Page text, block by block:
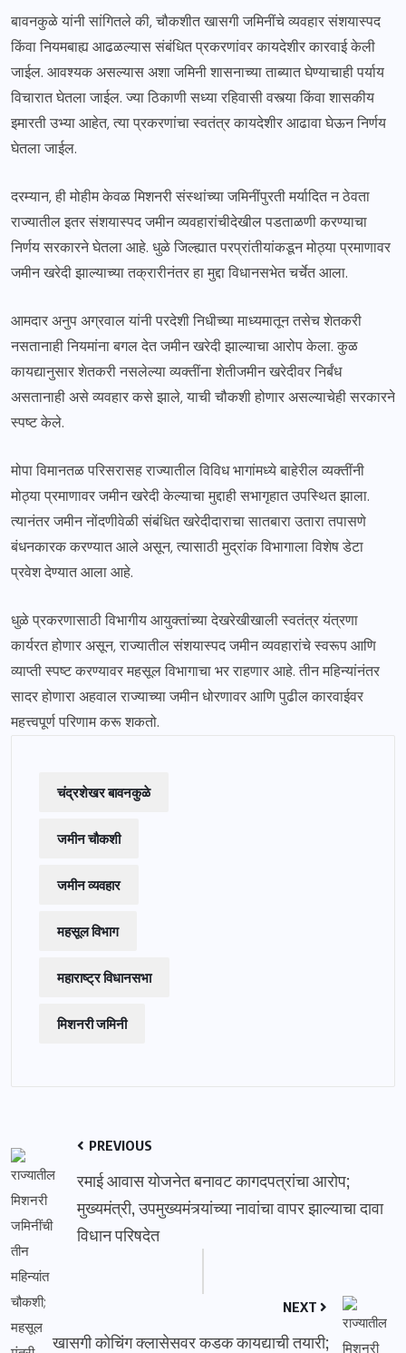
बावनकुळे यांनी सांगितले की, चौकशीत खासगी जमिनींचे व्यवहार संशयास्पद
किंवा नियमबाह्य आढळल्यास संबंधित प्रकरणांवर कायदेशीर कारवाई केली
जाईल. आवश्यक असल्यास अशा जमिनी शासनाच्या ताब्यात घेण्याचाही पर्याय
विचारात घेतला जाईल. ज्या ठिकाणी सध्या रहिवासी वस्त्या किंवा शासकीय
इमारती उभ्या आहेत, त्या प्रकरणांचा स्वतंत्र कायदेशीर आढावा घेऊन निर्णय
घेतला जाईल.
दरम्यान, ही मोहीम केवळ मिशनरी संस्थांच्या जमिनींपुरती मर्यादित न ठेवता
राज्यातील इतर संशयास्पद जमीन व्यवहारांचीदेखील पडताळणी करण्याचा
निर्णय सरकारने घेतला आहे. धुळे जिल्ह्यात परप्रांतीयांकडून मोठ्या प्रमाणावर
जमीन खरेदी झाल्याच्या तक्रारीनंतर हा मुद्दा विधानसभेत चर्चेत आला.
आमदार अनुप अग्रवाल यांनी परदेशी निधीच्या माध्यमातून तसेच शेतकरी
नसतानाही नियमांना बगल देत जमीन खरेदी झाल्याचा आरोप केला. कुळ
कायद्यानुसार शेतकरी नसलेल्या व्यक्तींना शेतीजमीन खरेदीवर निर्बंध
असतानाही असे व्यवहार कसे झाले, याची चौकशी होणार असल्याचेही सरकारने
स्पष्ट केले.
मोपा विमानतळ परिसरासह राज्यातील विविध भागांमध्ये बाहेरील व्यक्तींनी
मोठ्या प्रमाणावर जमीन खरेदी केल्याचा मुद्दाही सभागृहात उपस्थित झाला.
त्यानंतर जमीन नोंदणीवेळी संबंधित खरेदीदाराचा सातबारा उतारा तपासणे
बंधनकारक करण्यात आले असून, त्यासाठी मुद्रांक विभागाला विशेष डेटा
प्रवेश देण्यात आला आहे.
धुळे प्रकरणासाठी विभागीय आयुक्तांच्या देखरेखीखाली स्वतंत्र यंत्रणा
कार्यरत होणार असून, राज्यातील संशयास्पद जमीन व्यवहारांचे स्वरूप आणि
व्याप्ती स्पष्ट करण्यावर महसूल विभागाचा भर राहणार आहे. तीन महिन्यांनंतर
सादर होणारा अहवाल राज्याच्या जमीन धोरणावर आणि पुढील कारवाईवर
महत्त्वपूर्ण परिणाम करू शकतो.
चंद्रशेखर बावनकुळे
जमीन चौकशी
जमीन व्यवहार
महसूल विभाग
महाराष्ट्र विधानसभा
मिशनरी जमिनी
PREVIOUS
रमाई आवास योजनेत बनावट कागदपत्रांचा आरोप;
मुख्यमंत्री, उपमुख्यमंत्र्यांच्या नावांचा वापर झाल्याचा दावा
विधान परिषदेत
NEXT
खासगी कोचिंग क्लासेसवर कडक कायद्याची तयारी;